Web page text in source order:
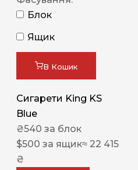
Блок
Ящик
В Кошик
Сигарети King KS
Blue
₴540 за блок
$500 за ящик≈ 22 415
₴